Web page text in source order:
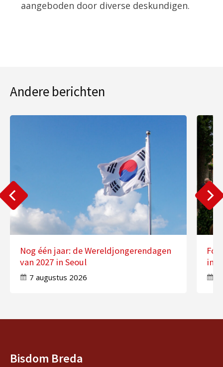
aangeboden door diverse deskundigen.
Andere berichten
Nog één jaar: de Wereldjongerendagen
van 2027 in Seoul
7 augustus 2026
in
Bisdom Breda